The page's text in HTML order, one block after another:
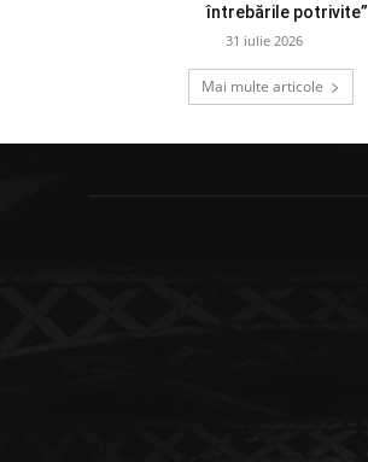
întrebările potrivite”
31 iulie 2026
Mai multe articole